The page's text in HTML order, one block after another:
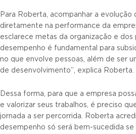
Para Roberta, acompanhar a evolução
diretamente na performance da
esclarece metas da organização e dos
desempenho é fundamental para
no que envolve pessoas, além de ser
de desenvolvimento”, explica Roberta.
Dessa forma, para que a empresa
e valorizar seus trabalhos, é preciso
jornada a ser percorrida. Roberta
desempenho só será bem-sucedida se